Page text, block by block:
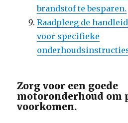
brandstof te besparen.
Raadpleeg de
voor specifieke
Zorg voor een goede
motoronderhoud om
voorkomen.